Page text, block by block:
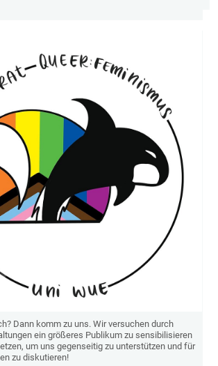
Dann komm zu uns. Wir versuchen durch
ein größeres Publikum zu sensibilisieren
um uns gegenseitig zu unterstützen und für
zu diskutieren!